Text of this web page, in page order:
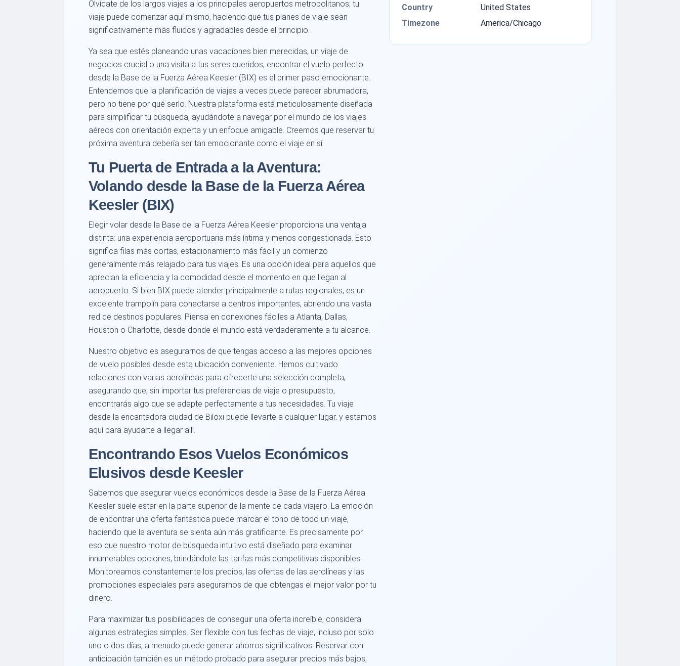
Olvídate de los largos viajes a los principales aeropuertos metropolitanos; tu
viaje puede comenzar aquí mismo, haciendo que tus planes de viaje sean
significativamente más fluidos y agradables desde el principio.
Ya sea que estés planeando unas vacaciones bien merecidas, un viaje de
negocios crucial o una visita a tus seres queridos, encontrar el vuelo perfecto
desde la Base de la Fuerza Aérea Keesler (BIX) es el primer paso emocionante.
Entendemos que la planificación de viajes a veces puede parecer abrumadora,
pero no tiene por qué serlo. Nuestra plataforma está meticulosamente diseñada
para simplificar tu búsqueda, ayudándote a navegar por el mundo de los viajes
aéreos con orientación experta y un enfoque amigable. Creemos que reservar tu
próxima aventura debería ser tan emocionante como el viaje en sí.
Tu Puerta de Entrada a la Aventura:
Volando desde la Base de la Fuerza Aérea
Keesler (BIX)
Elegir volar desde la Base de la Fuerza Aérea Keesler proporciona una ventaja
distinta: una experiencia aeroportuaria más íntima y menos congestionada. Esto
significa filas más cortas, estacionamiento más fácil y un comienzo
generalmente más relajado para tus viajes. Es una opción ideal para aquellos que
aprecian la eficiencia y la comodidad desde el momento en que llegan al
aeropuerto. Si bien BIX puede atender principalmente a rutas regionales, es un
excelente trampolín para conectarse a centros importantes, abriendo una vasta
red de destinos populares. Piensa en conexiones fáciles a Atlanta, Dallas,
Houston o Charlotte, desde donde el mundo está verdaderamente a tu alcance.
Nuestro objetivo es asegurarnos de que tengas acceso a las mejores opciones
de vuelo posibles desde esta ubicación conveniente. Hemos cultivado
relaciones con varias aerolíneas para ofrecerte una selección completa,
asegurando que, sin importar tus preferencias de viaje o presupuesto,
encontrarás algo que se adapte perfectamente a tus necesidades. Tu viaje
desde la encantadora ciudad de Biloxi puede llevarte a cualquier lugar, y estamos
aquí para ayudarte a llegar allí.
Encontrando Esos Vuelos Económicos
Elusivos desde Keesler
Sabemos que asegurar vuelos económicos desde la Base de la Fuerza Aérea
Keesler suele estar en la parte superior de la mente de cada viajero. La emoción
de encontrar una oferta fantástica puede marcar el tono de todo un viaje,
haciendo que la aventura se sienta aún más gratificante. Es precisamente por
eso que nuestro motor de búsqueda intuitivo está diseñado para examinar
innumerables opciones, brindándote las tarifas más competitivas disponibles.
Monitoreamos constantemente los precios, las ofertas de las aerolíneas y las
promociones especiales para asegurarnos de que obtengas el mejor valor por tu
dinero.
Para maximizar tus posibilidades de conseguir una oferta increíble, considera
algunas estrategias simples. Ser flexible con tus fechas de viaje, incluso por solo
uno o dos días, a menudo puede generar ahorros significativos. Reservar con
anticipación también es un método probado para asegurar precios más bajos,
Country
United States
Timezone
America/Chicago